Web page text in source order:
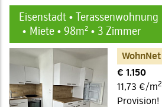
Eisenstadt • Terassenwohnung
Miete • 98m² • 3 Zimmer
WohnNet
€ 1.150
11,73 €/m2
Provision!